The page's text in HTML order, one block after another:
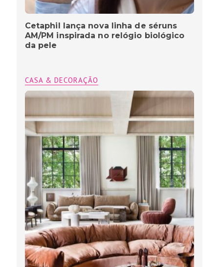
Cetaphil lança nova linha de séruns
AM/PM inspirada no relógio biológico
da pele
CASA & DECORAÇÃO